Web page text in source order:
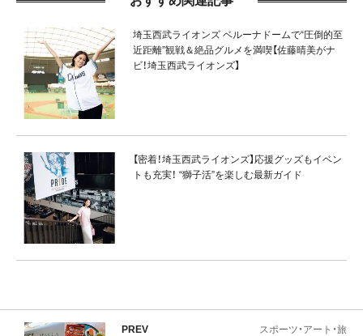
埼玉西武ライオンズ ベルーナドームで“圧倒的至
近距離”観戦＆絶品グルメを満喫【佐藤晴美がナ
ビ！埼玉西武ライオンズ】
【密着！埼玉西武ライオンズ】応援グッズもイベン
トも充実！ “獅子活”を楽しむ最新ガイド
PREV スポーツ・アート・旅